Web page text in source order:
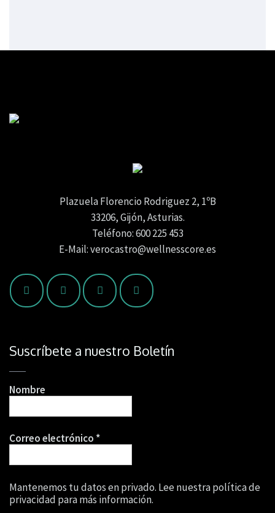
Plazuela Florencio Rodriguez 2, 1ºB
33206, Gijón, Asturias.
Teléfono: 600 225 453
E-Mail: verocastro@wellnesscore.es
Suscríbete a nuestro Boletín
Nombre
Correo electrónico *
Mantenemos tu datos en privado. Lee nuestra política de
privacidad para más información.